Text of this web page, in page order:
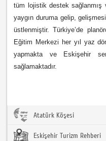
tüm lojistik destek sağlanmış
yaygın duruma gelip,
üstlenmiştir. Türkiye’de
Eğitim Merkezi her yıl yaz
yapmakta ve Eskişehir
sağlamaktadır.
Atatürk Köşesi
Eskişehir Turizm Rehberi